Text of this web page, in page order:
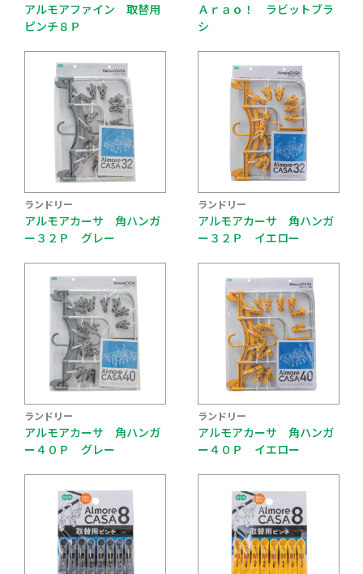
アルモアファイン 取替用
ピンチ８Ｐ
Ａｒａｏ！ ラビットブラ
シ
ランドリー
アルモアカーサ 角ハンガ
ー３２Ｐ グレー
ランドリー
アルモアカーサ 角ハンガ
ー３２Ｐ イエロー
ランドリー
アルモアカーサ 角ハンガ
ー４０Ｐ グレー
ランドリー
アルモアカーサ 角ハンガ
ー４０Ｐ イエロー